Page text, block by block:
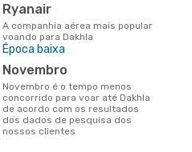
Ryanair
A companhia aérea mais popular
voando para Dakhla
Época baixa
novembro
novembro é o tempo menos
concorrido para voar até Dakhla
de acordo com os resultados
dos dados de pesquisa dos
nossos clientes